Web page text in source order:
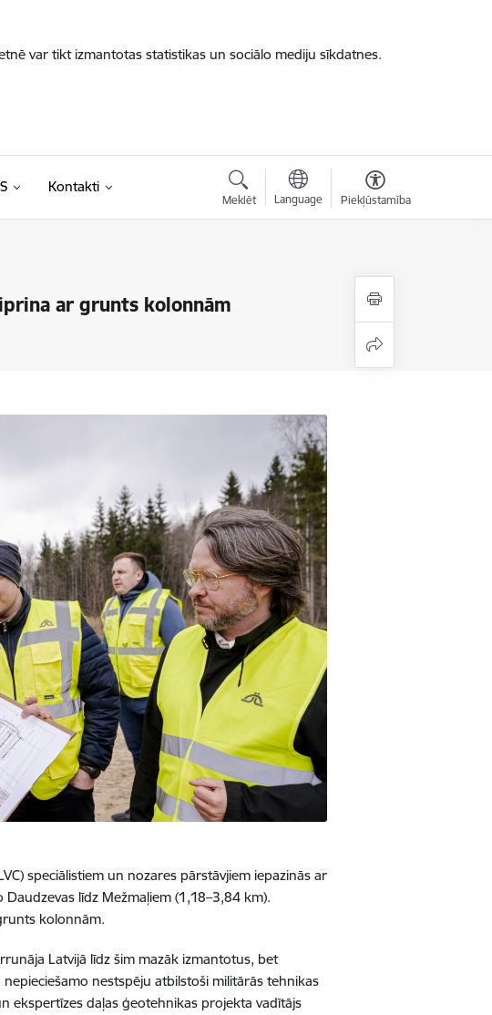
var tikt izmantotas statistikas un sociālo mediju sīkdatnes.
Kontakti
Meklēt Language Piekļūstamība
ar grunts kolonnām
speciālistiem un nozares pārstāvjiem iepazinās ar
līdz Mežmaļiem (1,18–3,84 km).
kolonnām.
Latvijā līdz šim mazāk izmantotus, bet
nestspēju atbilstoši militārās tehnikas
ekspertīzes daļas ģeotehnikas projekta vadītājs